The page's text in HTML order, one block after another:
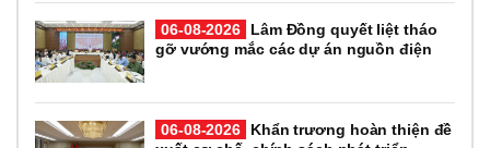
06-08-2026
Lâm Đồng quyết liệt tháo
gỡ vướng mắc các dự án nguồn điện
06-08-2026
Khẩn trương hoàn thiện đề